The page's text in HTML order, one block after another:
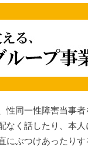
性同一性障害当事
なく話したり、本
にぶつけあったり